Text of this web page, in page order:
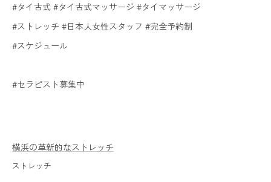
#タイ古式 #タイ古式マッサージ #タイマッサージ
#ストレッチ #日本人女性スタッフ #完全予約制
#スケジュール
#セラピスト募集中
横浜の革新的なストレッチ
ストレッチ